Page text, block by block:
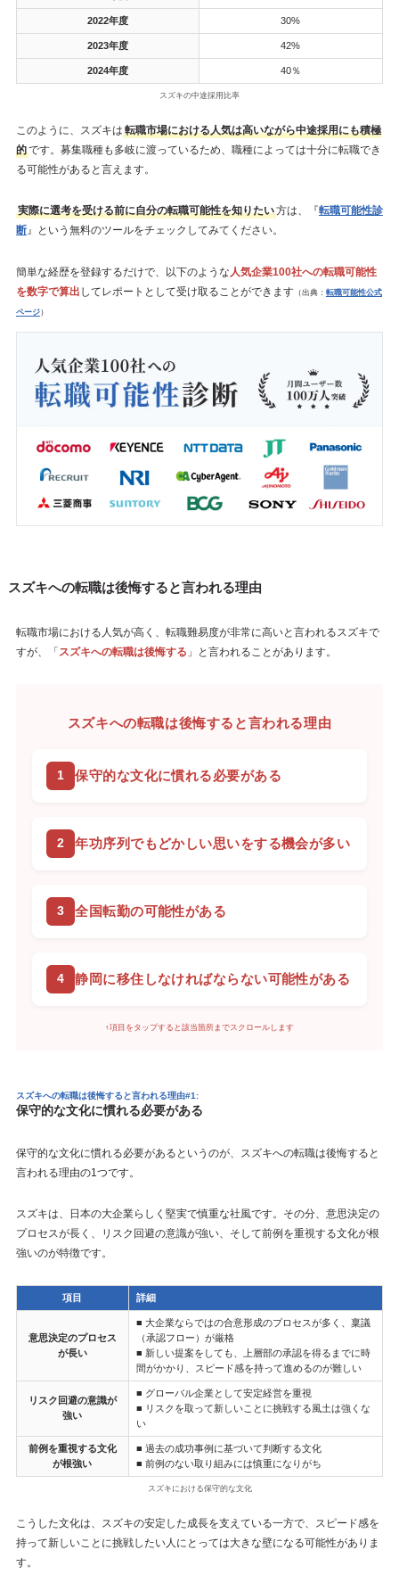
2022年度 30%
2023年度 42%
2024年度 40％
スズキの中途採用比率
このように、スズキは 転職市場における人気は高いながら中途採用にも積極
的です。募集職種も多岐に渡っているため、職種によっては十分に転職でき
る可能性があると言えます。
実際に選考を受ける前に自分の転職可能性を知りたい方は、『転職可能性診
断』という無料のツールをチェックしてみてください。
簡単な経歴を登録するだけで、以下のような人気企業100社への転職可能性
を数字で算出 してレポートとして受け取ることができます（出典： 転職可能性公式
ページ）
スズキへの転職は後悔すると言われる理由
転職市場における人気が高く、転職難易度が非常に高いと言われるスズキで
すが、「 スズキへの転職は後悔する 」と言われることがあります。
スズキへの転職は後悔すると言われる理由
保守的な文化に慣れる必要がある
年功序列でもどかしい思いをする機会が多い
全国転勤の可能性がある
静岡に移住しなければならない可能性がある
↑項目をタップすると該当箇所までスクロールします
スズキへの転職は後悔すると言われる理由#1:
保守的な文化に慣れる必要がある
保守的な文化に慣れる必要があるというのが、スズキへの転職は後悔すると
言われる理由の1つです。
スズキは、日本の大企業らしく堅実で慎重な社風です。その分、意思決定の
プロセスが長く、リスク回避の意識が強い、そして前例を重視する文化が根
強いのが特徴です。
項目 詳細
意思決定のプロセス
が長い
■ 大企業ならではの合意形成のプロセスが多く、稟議
（承認フロー）が厳格
■ 新しい提案をしても、上層部の承認を得るまでに時
間がかかり、スピード感を持って進めるのが難しい
リスク回避の意識が
強い
■ グローバル企業として安定経営を重視
■ リスクを取って新しいことに挑戦する風土は強くな
い
前例を重視する文化
が根強い
■ 過去の成功事例に基づいて判断する文化
■ 前例のない取り組みには慎重になりがち
スズキにおける保守的な文化
こうした文化は、スズキの安定した成長を支えている一方で、スピード感を
持って新しいことに挑戦したい人にとっては大きな壁になる可能性がありま
す。